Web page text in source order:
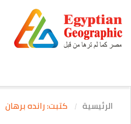
الرئيسية كتبت: رانده برهان